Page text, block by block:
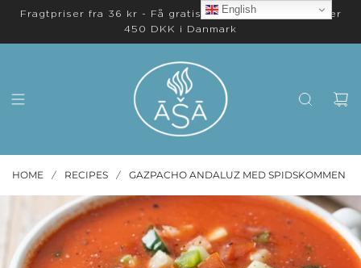
Fragtpriser fra 36 kr - Få gratis levering på ordrer over
450 DKK i Danmark
HOME / RECIPES / GAZPACHO ANDALUZ MED SPIDSKOMMEN
English